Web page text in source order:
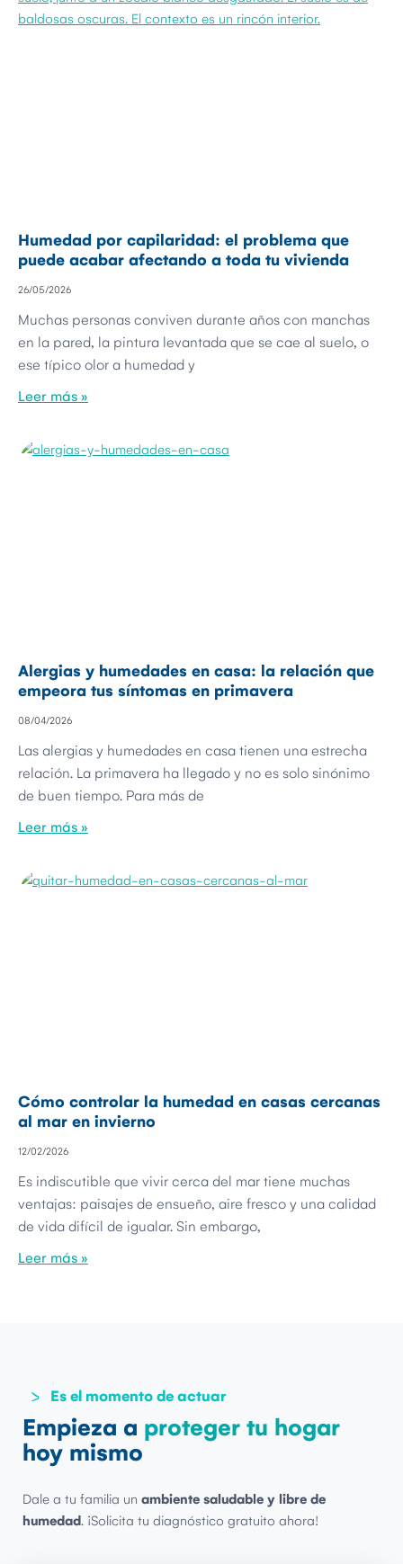
Humedad por capilaridad: el problema que
puede acabar afectando a toda tu vivienda
26/05/2026
Muchas personas conviven durante años con manchas
en la pared, la pintura levantada que se cae al suelo, o
ese típico olor a humedad y
Leer más »
Alergias y humedades en casa: la relación que
empeora tus síntomas en primavera
08/04/2026
Las alergias y humedades en casa tienen una estrecha
relación. La primavera ha llegado y no es solo sinónimo
de buen tiempo. Para más de
Leer más »
Cómo controlar la humedad en casas cercanas
al mar en invierno
12/02/2026
Es indiscutible que vivir cerca del mar tiene muchas
ventajas: paisajes de ensueño, aire fresco y una calidad
de vida difícil de igualar. Sin embargo,
Leer más »
Es el momento de actuar
Empieza a proteger tu hogar
hoy mismo
Dale a tu familia un ambiente saludable y libre de
humedad. ¡Solicita tu diagnóstico gratuito ahora!